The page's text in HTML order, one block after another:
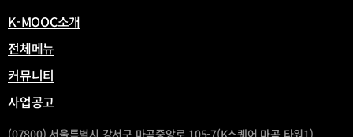
K-MOOC소개
전체메뉴
커뮤니티
사업공고
(07800) 서울특별시 강서구 마곡중앙로 105-7(K스퀘어 마곡 타워1)